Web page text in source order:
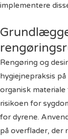
implementere
Rengøring og
hygiejnepraksis
organisk
risikoen for
for dyrene.
på overflader, der